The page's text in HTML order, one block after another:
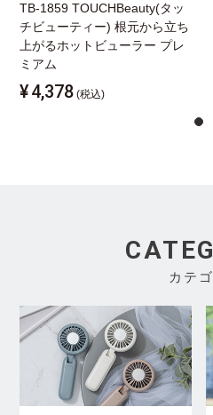
TB-1859 TOUCHBeauty(タッ
チビューティー) 根元から立ち
上がるホットビューラー プレ
ミアム
¥4,378 (税込)
カテゴ